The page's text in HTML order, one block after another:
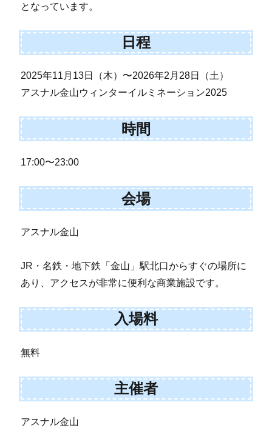
となっています。
日程
2025年11月13日（木）〜2026年2月28日（土）
アスナル金山ウィンターイルミネーション2025
時間
17:00〜23:00
会場
アスナル金山
JR・名鉄・地下鉄「金山」駅北口からすぐの場所に
あり、アクセスが非常に便利な商業施設です。
入場料
無料
主催者
アスナル金山